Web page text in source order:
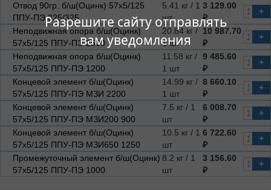
Разрешите сайту отправлять
вам уведомления
Отвод 90гр. б/ш(Оцинк) 57х5/125
ППУ-ПЭ 325/325
5.41 кг / 1
шт
3 129.00
₽
+
Неподвижная опора б/ш(Оцинк)
57х5/125 ППУ-ПЭ 2500
20.84 кг /
1 шт
10 987.70
₽
+
Неподвижная опора б/ш(Оцинк)
57х5/125 ППУ-ПЭ 1200
11.58 кг /
1 шт
9 485.60
₽
+
Концевой элемент б/ш(Оцинк)
57х5/125 ППУ-ПЭ МЗИ 2200
14.99 кг /
1 шт
8 660.10
₽
+
Концевой элемент б/ш(Оцинк)
57х5/125 ППУ-ПЭ МЗИ200 900
7.5 кг / 1
шт
6 008.70
₽
+
Концевой элемент б/ш(Оцинк)
57х5/125 ППУ-ПЭ МЗИ650 1250
10.5 кг / 1
шт
6 722.60
₽
+
Промежуточный элемент б/ш(Оцинк)
57х5/125 ППУ-ПЭ 1000
8.2 кг / 1
шт
3 156.60
₽
+